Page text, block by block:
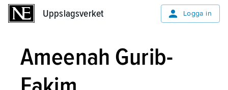
Uppslagsverket Logga in
Ameenah Gurib-